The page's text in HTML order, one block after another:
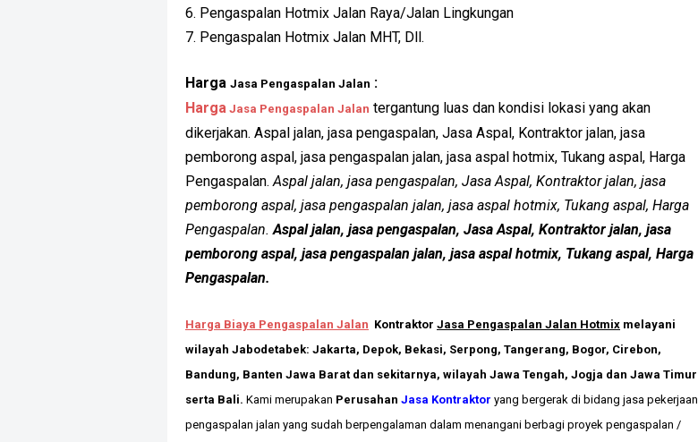
6. Pengaspalan Hotmix Jalan Raya/Jalan Lingkungan
7. Pengaspalan Hotmix Jalan MHT, Dll.
Harga Jasa Pengaspalan Jalan :
Harga Jasa Pengaspalan Jalan tergantung luas dan kondisi lokasi yang akan
dikerjakan. Aspal jalan, jasa pengaspalan, Jasa Aspal, Kontraktor jalan, jasa
pemborong aspal, jasa pengaspalan jalan, jasa aspal hotmix, Tukang aspal, Harga
Pengaspalan.Aspal jalan, jasa pengaspalan, Jasa Aspal, Kontraktor jalan, jasa
pemborong aspal, jasa pengaspalan jalan, jasa aspal hotmix, Tukang aspal, Harga
Pengaspalan.Aspal jalan, jasa pengaspalan, Jasa Aspal, Kontraktor jalan, jasa
pemborong aspal, jasa pengaspalan jalan, jasa aspal hotmix, Tukang aspal, Harga
Pengaspalan.
Harga Biaya Pengaspalan Jalan Kontraktor Jasa Pengaspalan Jalan Hotmix melayani
wilayah Jabodetabek: Jakarta, Depok, Bekasi, Serpong, Tangerang, Bogor, Cirebon,
Bandung, Banten Jawa Barat dan sekitarnya, wilayah Jawa Tengah, Jogja dan Jawa Timur
serta Bali. Kami merupakan Perusahan Jasa Kontraktor yang bergerak di bidang jasa pekerjaan
pengaspalan jalan yang sudah berpengalaman dalam menangani berbagi proyek pengaspalan /